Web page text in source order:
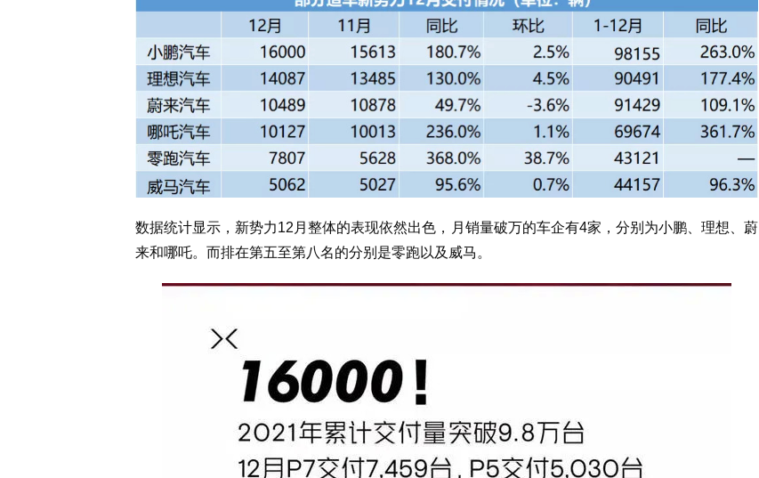
数据统计显示，新势力12月整体的表现依然出色，月销量破万的车企有4家，分别为小鹏、理想、蔚
来和哪吒。而排在第五至第八名的分别是零跑以及威马。